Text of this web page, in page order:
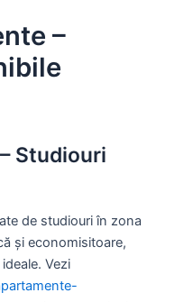
–
Studiouri
de studiouri în zona
și economisitoare,
Vezi